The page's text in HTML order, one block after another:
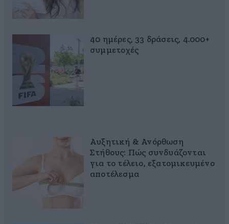
40 ημέρες, 33 δράσεις, 4.000+
συμμετοχές
Αυξητική & Ανόρθωση
Στήθους: Πώς συνδυάζονται
για το τέλειο, εξατομικευμένο
αποτέλεσμα